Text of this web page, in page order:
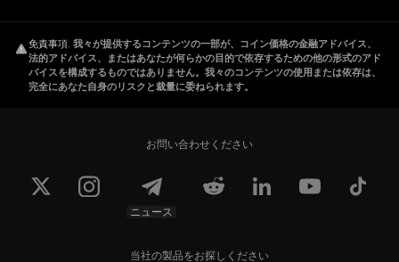
免責事項. 我々が提供するコンテンツの一部が、コイン価格の金融アドバイス、
法的アドバイス、またはあなたが何らかの目的で依存するための他の形式のアド
バイスを構成するものではありません。我々のコンテンツの使用または依存は、
完全にあなた自身のリスクと裁量に委ねられます。
お問い合わせください
ニュース
当社の製品をお探しください